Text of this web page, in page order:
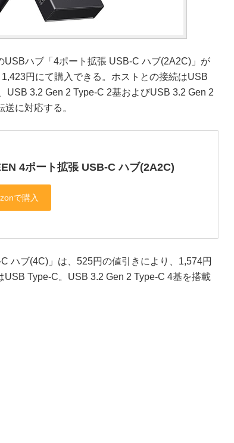
ハブ「4ポート拡張 USB-C ハブ(2A2C)」が
円にて購入できる。ホストとの接続はUSB
USB 3.2 Gen 2 Type-C 2基およびUSB 3.2 Gen 2
に対応する。
4ポート拡張 USB-C ハブ(2A2C)
ハブ(4C)」は、525円の値引きにより、1,574円
Type-C。USB 3.2 Gen 2 Type-C 4基を搭載